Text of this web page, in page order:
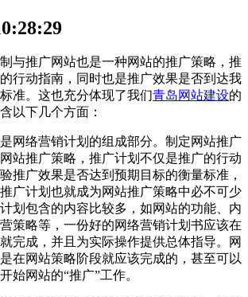
与推广网站也是一种网站的推广策略，推
行动指南，同时也是推广效果是否到达我
准。这也充分体现了我们青岛网站建设的
以下几个方面：
网络营销计划的组成部分。制定网站推广
站推广策略，推广计划不仅是推广的行动
推广效果是否达到预期目标的衡量标准，
广计划也就成为网站推广策略中必不可少
划包含的内容比较多，如网站的功能、内
策略等，一份好的网络营销计划书应该在
完成，并且为实际操作提供总体指导。网
在网站策略阶段就应该完成的，甚至可以
始网站的“推广”工作。